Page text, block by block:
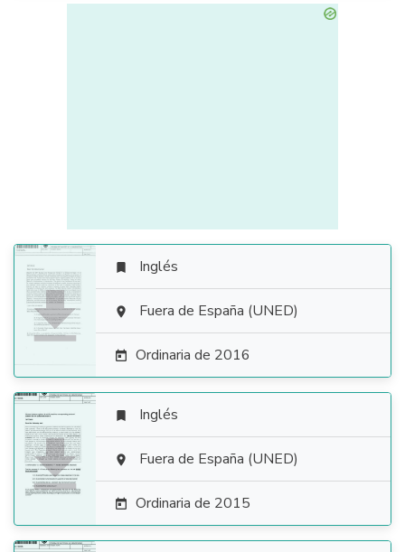

 Inglés
 Fuera de España (UNED)
 Ordinaria de 2016

 Inglés
 Fuera de España (UNED)
 Ordinaria de 2015